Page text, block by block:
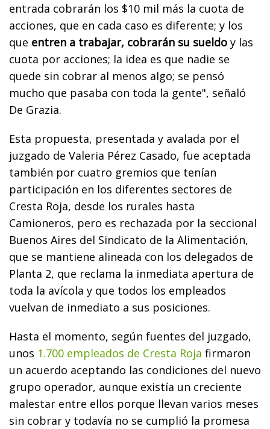
entrada cobrarán los $10 mil más la cuota de
acciones, que en cada caso es diferente; y los
que entren a trabajar, cobrarán su sueldo y las
cuota por acciones; la idea es que nadie se
quede sin cobrar al menos algo; se pensó
mucho que pasaba con toda la gente", señaló
De Grazia.
Esta propuesta, presentada y avalada por el
juzgado de Valeria Pérez Casado, fue aceptada
también por cuatro gremios que tenían
participación en los diferentes sectores de
Cresta Roja, desde los rurales hasta
Camioneros, pero es rechazada por la seccional
Buenos Aires del Sindicato de la Alimentación,
que se mantiene alineada con los delegados de
Planta 2, que reclama la inmediata apertura de
toda la avícola y que todos los empleados
vuelvan de inmediato a sus posiciones.
Hasta el momento, según fuentes del juzgado,
unos 1.700 empleados de Cresta Roja firmaron
un acuerdo aceptando las condiciones del nuevo
grupo operador, aunque existía un creciente
malestar entre ellos porque llevan varios meses
sin cobrar y todavía no se cumplió la promesa